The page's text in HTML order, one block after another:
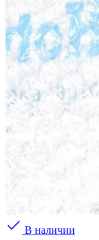
В наличии